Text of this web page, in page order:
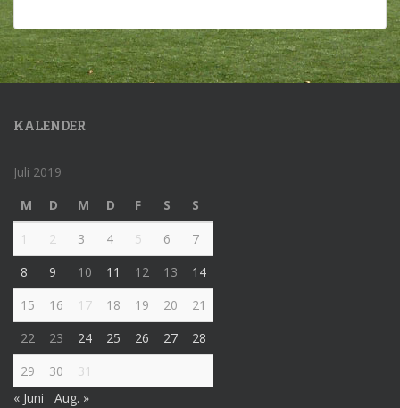
KALENDER
Juli 2019
M
D M D F S
S
1
2 3 4 5 6
7
8
9 10 11 12 13
14
15
16 17 18 19 20
21
22
23 24 25 26 27
28
29
30
31
« Juni
Aug. »